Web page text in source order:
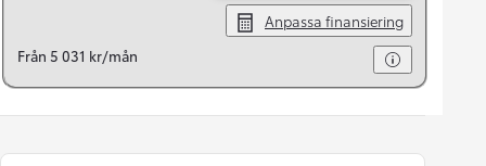
Anpassa finansiering
Från 5 031 kr/mån